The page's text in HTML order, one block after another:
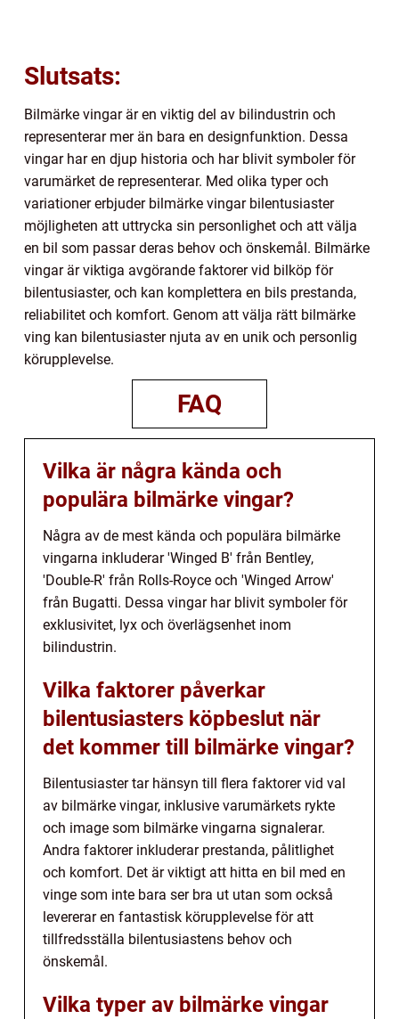
Slutsats:
Bilmärke vingar är en viktig del av bilindustrin och
representerar mer än bara en designfunktion. Dessa
vingar har en djup historia och har blivit symboler för
varumärket de representerar. Med olika typer och
variationer erbjuder bilmärke vingar bilentusiaster
möjligheten att uttrycka sin personlighet och att välja
en bil som passar deras behov och önskemål. Bilmärke
vingar är viktiga avgörande faktorer vid bilköp för
bilentusiaster, och kan komplettera en bils prestanda,
reliabilitet och komfort. Genom att välja rätt bilmärke
ving kan bilentusiaster njuta av en unik och personlig
körupplevelse.
FAQ
Vilka är några kända och
populära bilmärke vingar?
Några av de mest kända och populära bilmärke
vingarna inkluderar 'Winged B' från Bentley,
'Double-R' från Rolls-Royce och 'Winged Arrow'
från Bugatti. Dessa vingar har blivit symboler för
exklusivitet, lyx och överlägsenhet inom
bilindustrin.
Vilka faktorer påverkar
bilentusiasters köpbeslut när
det kommer till bilmärke vingar?
Bilentusiaster tar hänsyn till flera faktorer vid val
av bilmärke vingar, inklusive varumärkets rykte
och image som bilmärke vingarna signalerar.
Andra faktorer inkluderar prestanda, pålitlighet
och komfort. Det är viktigt att hitta en bil med en
vinge som inte bara ser bra ut utan som också
levererar en fantastisk körupplevelse för att
tillfredsställa bilentusiastens behov och
önskemål.
Vilka typer av bilmärke vingar